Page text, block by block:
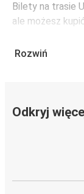
Bilety na trasie
ale możesz
unikając weekendów i świąt.
Podróż
niż podróż
Rozwiń
Odkryj